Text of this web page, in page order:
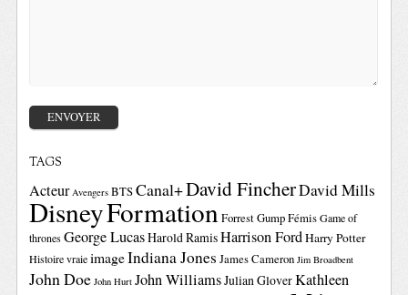
TAGS
Acteur Avengers BTSCanal+David FincherDavid Mills
DisneyFormationForrest GumpFémis Game of
thrones George LucasHarold RamisHarrison FordHarry Potter
Histoire vraie imageIndiana Jones James Cameron Jim Broadbent
John Doe John Hurt John WilliamsJulian GloverKathleen